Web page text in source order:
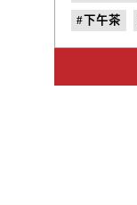
#下午茶
#新北美食